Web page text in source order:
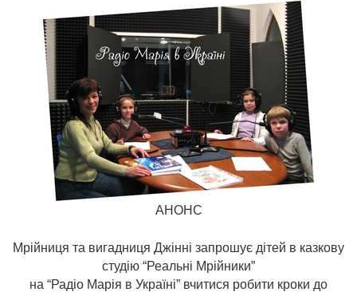
АНОНС
Мрійниця та вигадниця Джінні запрошує дітей в казкову
студію “Реальні Мрійники”
на “Радіо Марія в Україні” вчитися робити кроки до